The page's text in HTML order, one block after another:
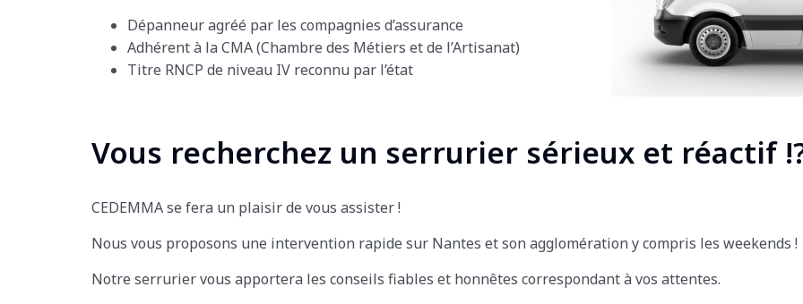
Dépanneur agréé par les compagnies d’assurance
Adhérent à la CMA (Chambre des Métiers et de l’Artisanat)
Titre RNCP de niveau IV reconnu par l’état
Vous recherchez un serrurier sérieux et réactif
CEDEMMA se fera un plaisir de vous assister !
Nous vous proposons une intervention rapide sur Nantes et son agglomération y compris les weekends !
Notre serrurier vous apportera les conseils fiables et honnêtes correspondant à vos attentes.